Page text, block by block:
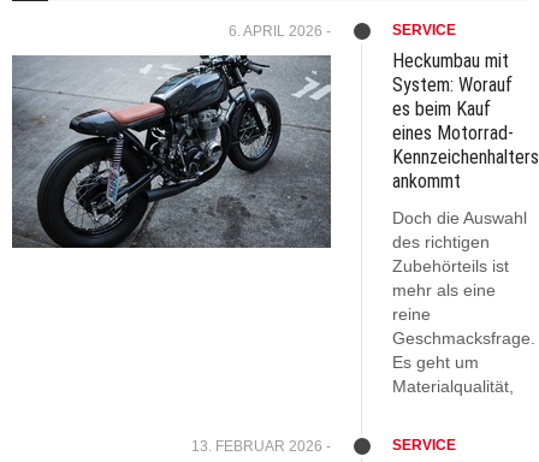
6. APRIL 2026 - SERVICE
Heckumbau mit
System: Worauf
es beim Kauf
eines Motorrad-
Kennzeichenhalters
ankommt
Doch die Auswahl
des richtigen
Zubehörteils ist
mehr als eine
reine
Geschmacksfrage.
Es geht um
Materialqualität,
13. FEBRUAR 2026 - SERVICE